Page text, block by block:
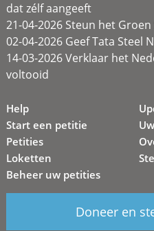
dat zélf aangeeft
21-04-2026 Steun het
02-04-2026 Geef Tata Steel
14-03-2026 Verklaar het
voltooid
Help
Start een petitie
Petities
Loketten
Beheer uw petities
Doneer en